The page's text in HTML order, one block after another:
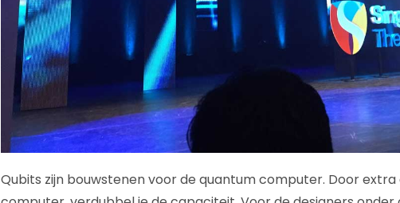
Qubits zijn bouwstenen voor de quantum computer. Door